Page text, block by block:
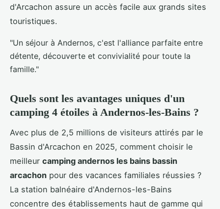
d'Arcachon assure un accès facile aux grands sites
touristiques.
"Un séjour à Andernos, c'est l'alliance parfaite entre
détente, découverte et convivialité pour toute la
famille."
Quels sont les avantages uniques d'un
camping 4 étoiles à Andernos-les-Bains ?
Avec plus de 2,5 millions de visiteurs attirés par le
Bassin d'Arcachon en 2025, comment choisir le
meilleur camping andernos les bains bassin
arcachon pour des vacances familiales réussies ?
La station balnéaire d'Andernos-les-Bains
concentre des établissements haut de gamme qui